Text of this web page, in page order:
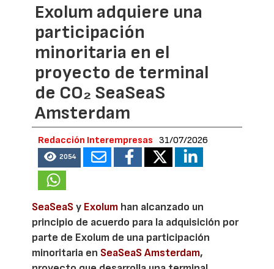
Exolum adquiere una
participación
minoritaria en el
proyecto de terminal
de CO₂ SeaSeaS
Amsterdam
Redacción Interempresas 31/07/2026
2054
SeaSeaSy Exolum han alcanzado un
principio de acuerdo para la adquisición por
parte de Exolum de una participación
minoritaria en SeaSeaS Amsterdam,